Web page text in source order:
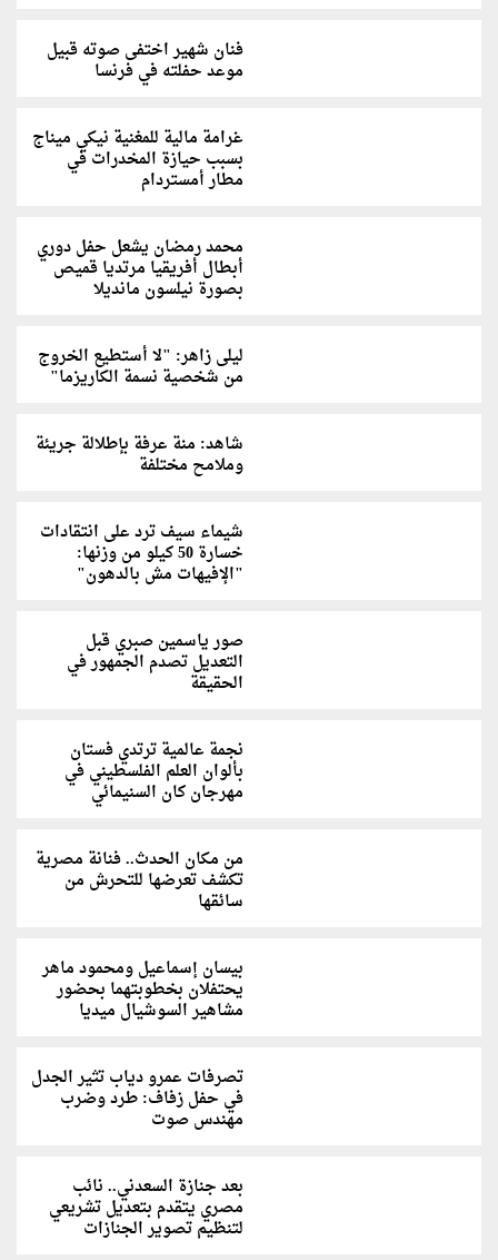
فنان شهير اختفى صوته قبيل
موعد حفلته في فرنسا
غرامة مالية للمغنية نيكي ميناج
بسبب حيازة المخدرات في
مطار أمستردام
محمد رمضان يشعل حفل دوري
أبطال أفريقيا مرتديا قميص
بصورة نيلسون مانديلا
ليلى زاهر: "لا أستطيع الخروج
من شخصية نسمة الكاريزما"
شاهد: منة عرفة بإطلالة جريئة
وملامح مختلفة
شيماء سيف ترد على انتقادات
خسارة 50 كيلو من وزنها:
"الإفيهات مش بالدهون"
صور ياسمين صبري قبل
التعديل تصدم الجمهور في
الحقيقة
نجمة عالمية ترتدي فستان
بألوان العلم الفلسطيني في
مهرجان كان السنيمائي
من مكان الحدث.. فنانة مصرية
تكشف تعرضها للتحرش من
سائقها
بيسان إسماعيل ومحمود ماهر
يحتفلان بخطوبتهما بحضور
مشاهير السوشيال ميديا
تصرفات عمرو دياب تثير الجدل
في حفل زفاف: طرد وضرب
مهندس صوت
بعد جنازة السعدني.. نائب
مصري يتقدم بتعديل تشريعي
لتنظيم تصوير الجنازات